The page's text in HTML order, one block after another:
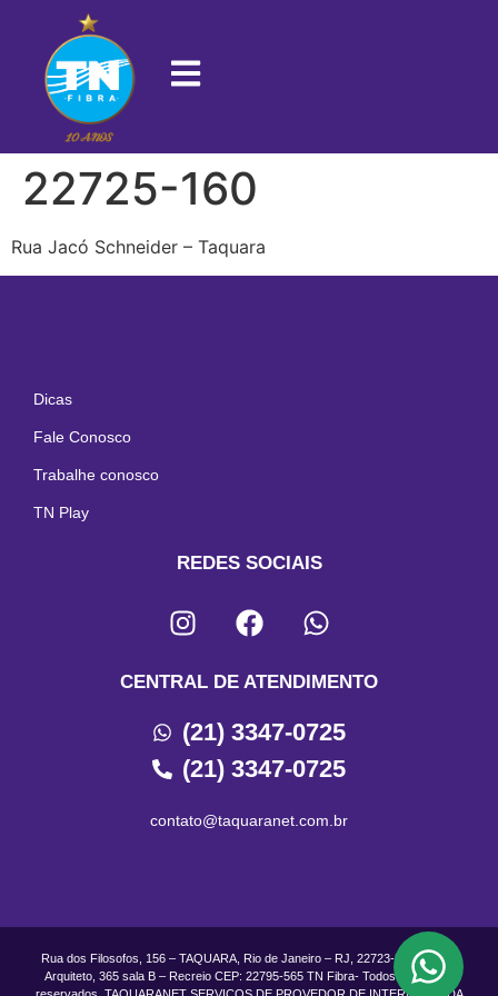
22725-160
Rua Jacó Schneider – Taquara
Dicas
Fale Conosco
Trabalhe conosco
TN Play
REDES SOCIAIS
CENTRAL DE ATENDIMENTO
(21) 3347-0725
(21) 3347-0725
contato@taquaranet.com.br
Rua dos Filosofos, 156 – TAQUARA, Rio de Janeiro – RJ, 22723-500 Rua do
Arquiteto, 365 sala B – Recreio CEP: 22795-565 TN Fibra- Todos os direitos
reservados. TAQUARANET SERVICOS DE PROVEDOR DE INTERNET LTDA